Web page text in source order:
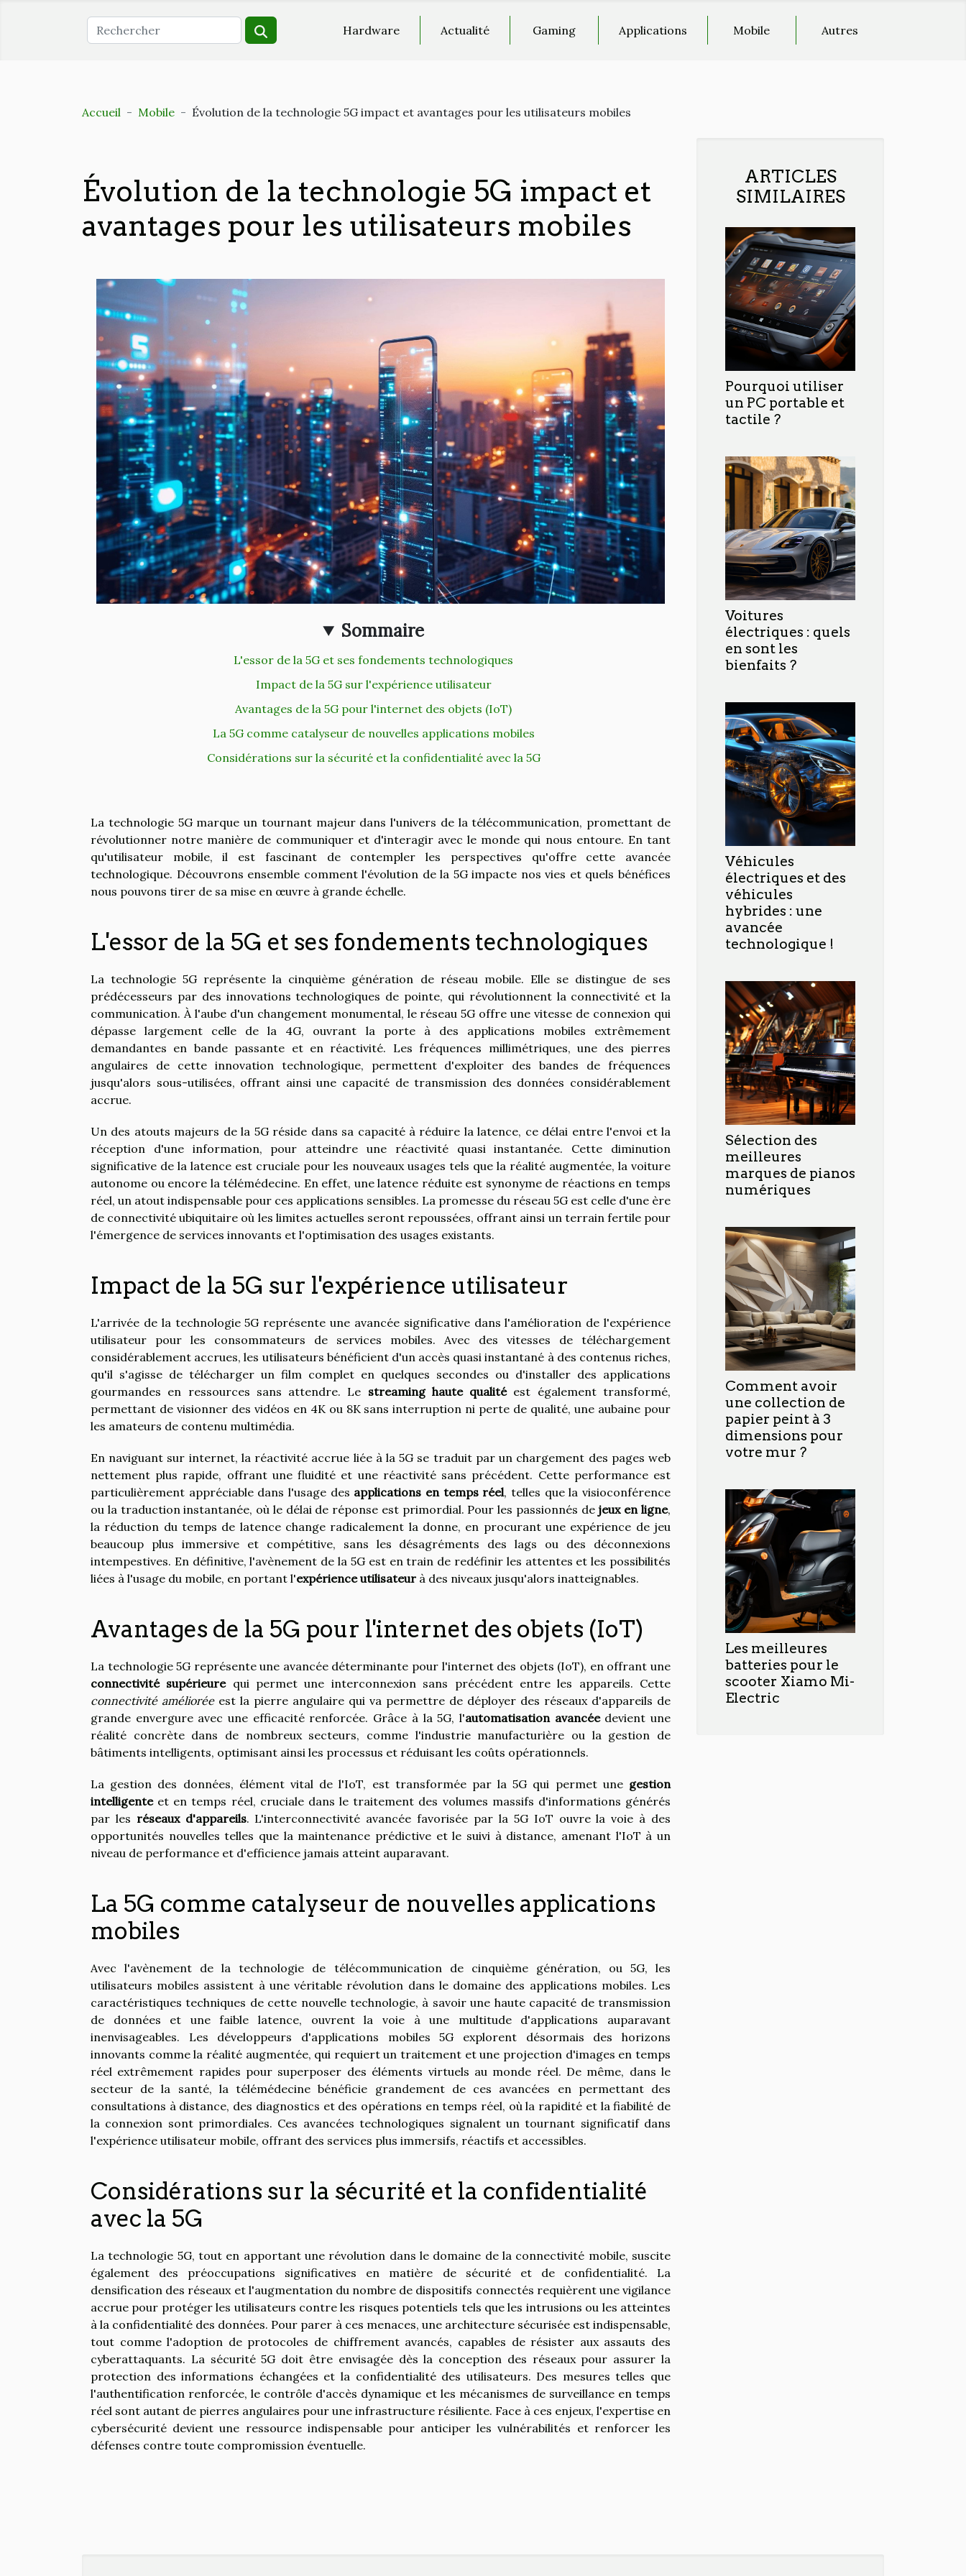
Hardware Actualité Gaming Applications Mobile Autres
Accueil Mobile Évolution de la technologie 5G impact et avantages pour les utilisateurs mobiles
Évolution de la technologie 5G impact et
avantages pour les utilisateurs mobiles
Sommaire
L'essor de la 5G et ses fondements technologiques
Impact de la 5G sur l'expérience utilisateur
Avantages de la 5G pour l'internet des objets (IoT)
La 5G comme catalyseur de nouvelles applications mobiles
Considérations sur la sécurité et la confidentialité avec la 5G
La technologie 5G marque un tournant majeur dans l'univers de la télécommunication, promettant de
révolutionner notre manière de communiquer et d'interagir avec le monde qui nous entoure. En tant
qu'utilisateur mobile, il est fascinant de contempler les perspectives qu'offre cette avancée
technologique. Découvrons ensemble comment l'évolution de la 5G impacte nos vies et quels bénéfices
nous pouvons tirer de sa mise en œuvre à grande échelle.
L'essor de la 5G et ses fondements technologiques
La technologie 5G représente la cinquième génération de réseau mobile. Elle se distingue de ses
prédécesseurs par des innovations technologiques de pointe, qui révolutionnent la connectivité et la
communication. À l'aube d'un changement monumental, le réseau 5G offre une vitesse de connexion qui
dépasse largement celle de la 4G, ouvrant la porte à des applications mobiles extrêmement
demandantes en bande passante et en réactivité. Les fréquences millimétriques, une des pierres
angulaires de cette innovation technologique, permettent d'exploiter des bandes de fréquences
jusqu'alors sous-utilisées, offrant ainsi une capacité de transmission des données considérablement
accrue.
Un des atouts majeurs de la 5G réside dans sa capacité à réduire la latence, ce délai entre l'envoi et la
réception d'une information, pour atteindre une réactivité quasi instantanée. Cette diminution
significative de la latence est cruciale pour les nouveaux usages tels que la réalité augmentée, la voiture
autonome ou encore la télémédecine. En effet, une latence réduite est synonyme de réactions en temps
réel, un atout indispensable pour ces applications sensibles. La promesse du réseau 5G est celle d'une ère
de connectivité ubiquitaire où les limites actuelles seront repoussées, offrant ainsi un terrain fertile pour
l'émergence de services innovants et l'optimisation des usages existants.
Impact de la 5G sur l'expérience utilisateur
L'arrivée de la technologie 5G représente une avancée significative dans l'amélioration de l'expérience
utilisateur pour les consommateurs de services mobiles. Avec des vitesses de téléchargement
considérablement accrues, les utilisateurs bénéficient d'un accès quasi instantané à des contenus riches,
qu'il s'agisse de télécharger un film complet en quelques secondes ou d'installer des applications
gourmandes en ressources sans attendre. Le streaming haute qualitéest également transformé,
permettant de visionner des vidéos en 4K ou 8K sans interruption ni perte de qualité, une aubaine pour
les amateurs de contenu multimédia.
En naviguant sur internet, la réactivité accrue liée à la 5G se traduit par un chargement des pages web
nettement plus rapide, offrant une fluidité et une réactivité sans précédent. Cette performance est
particulièrement appréciable dans l'usage des applications en temps réel, telles que la visioconférence
ou la traduction instantanée, où le délai de réponse est primordial. Pour les passionnés de jeux en ligne,
la réduction du temps de latence change radicalement la donne, en procurant une expérience de jeu
beaucoup plus immersive et compétitive, sans les désagréments des lags ou des déconnexions
intempestives. En définitive, l'avènement de la 5G est en train de redéfinir les attentes et les possibilités
liées à l'usage du mobile, en portant l'expérience utilisateur à des niveaux jusqu'alors inatteignables.
Avantages de la 5G pour l'internet des objets (IoT)
La technologie 5G représente une avancée déterminante pour l'internet des objets (IoT), en offrant une
connectivité supérieurequi permet une interconnexion sans précédent entre les appareils. Cette
connectivité amélioréeest la pierre angulaire qui va permettre de déployer des réseaux d'appareils de
grande envergure avec une efficacité renforcée. Grâce à la 5G, l'automatisation avancéedevient une
réalité concrète dans de nombreux secteurs, comme l'industrie manufacturière ou la gestion de
bâtiments intelligents, optimisant ainsi les processus et réduisant les coûts opérationnels.
La gestion des données, élément vital de l'IoT, est transformée par la 5G qui permet une gestion
intelligenteet en temps réel, cruciale dans le traitement des volumes massifs d'informations générés
par les réseaux d'appareils. L'interconnectivité avancée favorisée par la 5G IoT ouvre la voie à des
opportunités nouvelles telles que la maintenance prédictive et le suivi à distance, amenant l'IoT à un
niveau de performance et d'efficience jamais atteint auparavant.
La 5G comme catalyseur de nouvelles applications
mobiles
Avec l'avènement de la technologie de télécommunication de cinquième génération, ou 5G, les
utilisateurs mobiles assistent à une véritable révolution dans le domaine des applications mobiles. Les
caractéristiques techniques de cette nouvelle technologie, à savoir une haute capacité de transmission
de données et une faible latence, ouvrent la voie à une multitude d'applications auparavant
inenvisageables. Les développeurs d'applications mobiles 5G explorent désormais des horizons
innovants comme la réalité augmentée, qui requiert un traitement et une projection d'images en temps
réel extrêmement rapides pour superposer des éléments virtuels au monde réel. De même, dans le
secteur de la santé, la télémédecine bénéficie grandement de ces avancées en permettant des
consultations à distance, des diagnostics et des opérations en temps réel, où la rapidité et la fiabilité de
la connexion sont primordiales. Ces avancées technologiques signalent un tournant significatif dans
l'expérience utilisateur mobile, offrant des services plus immersifs, réactifs et accessibles.
Considérations sur la sécurité et la confidentialité
avec la 5G
La technologie 5G, tout en apportant une révolution dans le domaine de la connectivité mobile, suscite
également des préoccupations significatives en matière de sécurité et de confidentialité. La
densification des réseaux et l'augmentation du nombre de dispositifs connectés requièrent une vigilance
accrue pour protéger les utilisateurs contre les risques potentiels tels que les intrusions ou les atteintes
à la confidentialité des données. Pour parer à ces menaces, une architecture sécurisée est indispensable,
tout comme l'adoption de protocoles de chiffrement avancés, capables de résister aux assauts des
cyberattaquants. La sécurité 5G doit être envisagée dès la conception des réseaux pour assurer la
protection des informations échangées et la confidentialité des utilisateurs. Des mesures telles que
l'authentification renforcée, le contrôle d'accès dynamique et les mécanismes de surveillance en temps
réel sont autant de pierres angulaires pour une infrastructure résiliente. Face à ces enjeux, l'expertise en
cybersécurité devient une ressource indispensable pour anticiper les vulnérabilités et renforcer les
défenses contre toute compromission éventuelle.
ARTICLES
SIMILAIRES
Pourquoi utiliser
un PC portable et
tactile ?
Voitures
électriques : quels
en sont les
bienfaits ?
Véhicules
électriques et des
véhicules
hybrides : une
avancée
technologique !
Sélection des
meilleures
marques de pianos
numériques
Comment avoir
une collection de
papier peint à 3
dimensions pour
votre mur ?
Les meilleures
batteries pour le
scooter Xiamo Mi-
Electric